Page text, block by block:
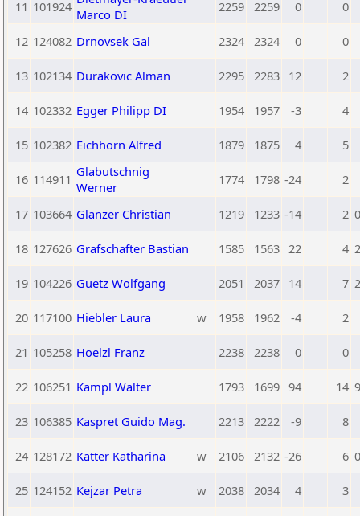
11 101924 Marco DI
2259 2259 0 0
12 124082 Drnovsek Gal 2324 2324 0 0
13 102134 Durakovic Alman 2295 2283 12 2
14 102332 Egger Philipp DI 1954 1957 -3 4
15 102382 Eichhorn Alfred 1879 1875 4 5
16 114911 Glabutschnig
Werner
1774 1798 -24 2
17 103664 Glanzer Christian 1219 1233 -14 2
18 127626 Grafschafter Bastian 1585 1563 22 4
19 104226 Guetz Wolfgang 2051 2037 14 7
20 117100 Hiebler Laura w 1958 1962 -4 2
21 105258 Hoelzl Franz 2238 2238 0 0
22 106251 Kampl Walter 1793 1699 94 14
23 106385 Kaspret Guido Mag. 2213 2222 -9 8
24 128172 Katter Katharina w 2106 2132 -26 6
25 124152 Kejzar Petra w 2038 2034 4 3